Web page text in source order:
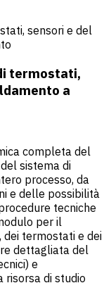
sensori e del
termostati,
a
completa del
sistema di
processo, da
e delle possibilità
tecniche
per il
termostati e dei
dettagliata del
e
risorsa di studio